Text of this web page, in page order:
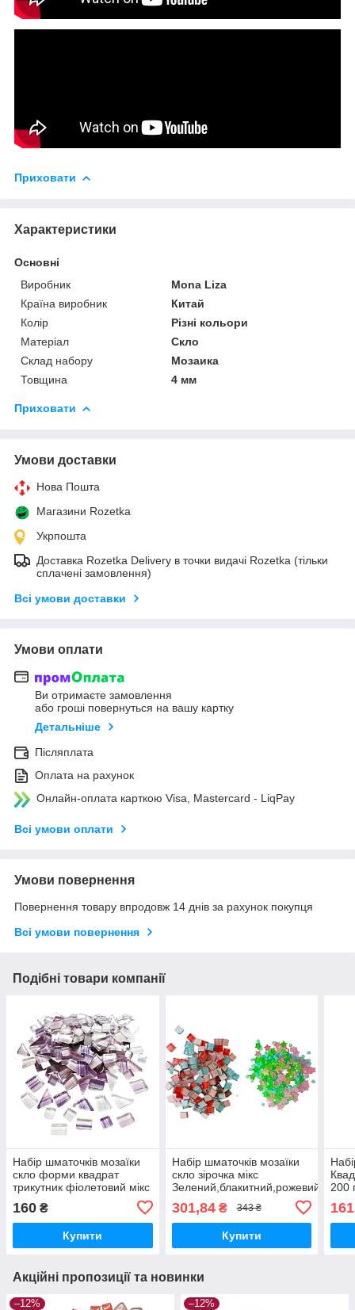
Приховати
Характеристики
Основні
Виробник
Mona Liza
Країна виробник
Китай
Колір
Різні кольори
Матеріал
Скло
Склад набору
Мозаика
Товщина
4 мм
Приховати
Умови доставки
Нова Пошта
Магазини Rozetka
Укрпошта
Доставка Rozetka Delivery в точки видачі Rozetka (тільки
сплачені замовлення)
Всі умови доставки
Умови оплати
Ви отримаєте замовлення
або гроші повернуться на вашу картку
Детальніше
Післяплата
Оплата на рахунок
Онлайн-оплата карткою Visa, Mastercard - LiqPay
Всі умови оплати
Умови повернення
Повернення товару впродовж 14 днів за рахунок покупця
Всі умови повернення
Подібні товари компанії
Набір шматочків мозаїки
скло форми квадрат
трикутник фіолетовий мікс
в смужку 200 гр 150-170
шт
160 ₴
Купити
Набір шматочків мозаїки
скло зірочка мікс
Зелений,блакитний,рожевий
товщина 4 мм
301,84₴ 343 ₴
Купити
200
Акційні пропозиції та новинки
–12% –12%